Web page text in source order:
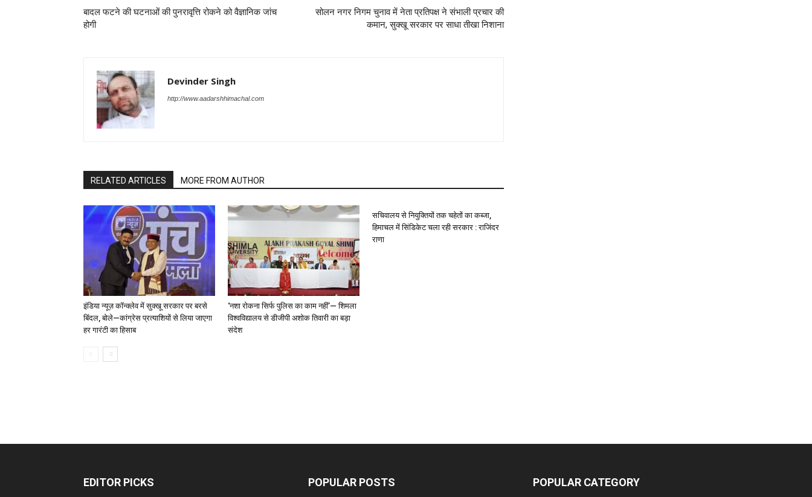
बादल फटने की घटनाओं की पुनरावृत्ति रोकने को वैज्ञानिक जांच
होगी
सोलन नगर निगम चुनाव में नेता प्रतिपक्ष ने संभाली प्रचार की
कमान, सुक्खू सरकार पर साधा तीखा निशाना
Devinder Singh
http://www.aadarshhimachal.com
RELATED ARTICLES MORE FROM AUTHOR
इंडिया न्यूज़ कॉन्क्लेव में सुक्खू सरकार पर बरसे
बिंदल, बोले—कांग्रेस प्रत्याशियों से लिया जाएगा
हर गारंटी का हिसाब
‘नशा रोकना सिर्फ पुलिस का काम नहीं’— शिमला
विश्वविद्यालय से डीजीपी अशोक तिवारी का बड़ा
संदेश
सचिवालय से नियुक्तियों तक चहेतों का कब्जा,
हिमाचल में सिंडिकेट चला रही सरकार : राजिंदर
राणा
EDITOR PICKS POPULAR POSTS POPULAR CATEGORY